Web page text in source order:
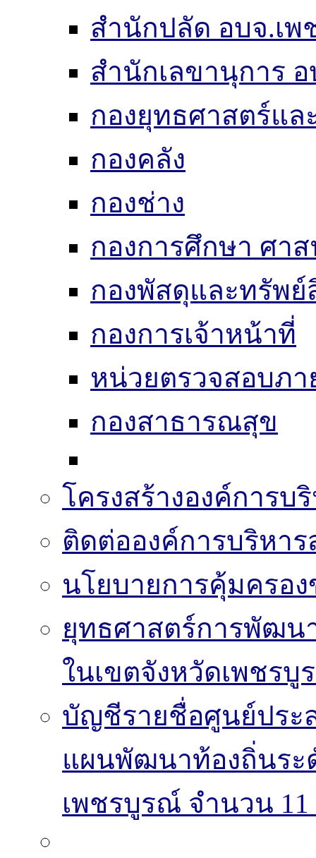
สำนักปลัด อบจ.เ
สำนักเลขานุการ อ
กองยุทธศาสตร์แ
กองคลัง
กองช่าง
กองการศึกษา ศา
กองพัสดุและทรัพย์
กองการเจ้าหน้าที่
หน่วยตรวจสอบภา
กองสาธารณสุข
โครงสร้างองค์การ
ติดต่อองค์การบริหา
นโยบายการคุ้มครอ
ยุทธศาสตร์การพัฒน
ในเขตจังหวัดเพชรบู
บัญชีรายชื่อศูนย์ประ
แผนพัฒนาท้องถิ่นระ
เพชรบูรณ์ จำนวน 11